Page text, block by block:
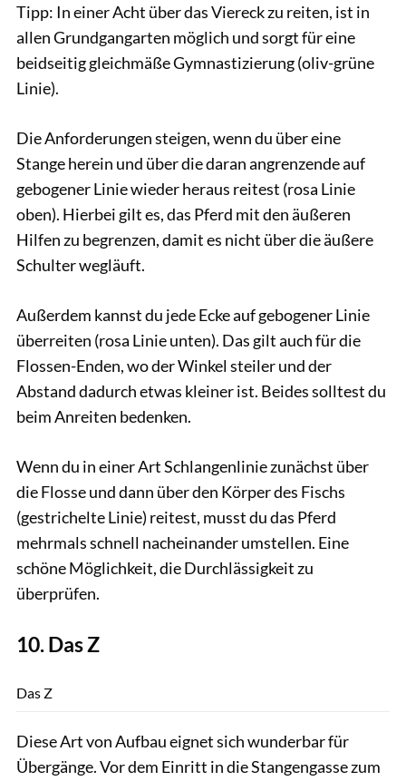
Tipp: In einer Acht über das Viereck zu reiten, ist in
allen Grundgangarten möglich und sorgt für eine
beidseitig gleichmäße Gymnastizierung (oliv-grüne
Linie).
Die Anforderungen steigen, wenn du über eine
Stange herein und über die daran angrenzende auf
gebogener Linie wieder heraus reitest (rosa Linie
oben). Hierbei gilt es, das Pferd mit den äußeren
Hilfen zu begrenzen, damit es nicht über die äußere
Schulter wegläuft.
Außerdem kannst du jede Ecke auf gebogener Linie
überreiten (rosa Linie unten). Das gilt auch für die
Flossen-Enden, wo der Winkel steiler und der
Abstand dadurch etwas kleiner ist. Beides solltest du
beim Anreiten bedenken.
Wenn du in einer Art Schlangenlinie zunächst über
die Flosse und dann über den Körper des Fischs
(gestrichelte Linie) reitest, musst du das Pferd
mehrmals schnell nacheinander umstellen. Eine
schöne Möglichkeit, die Durchlässigkeit zu
überprüfen.
10. Das Z
Das Z
Diese Art von Aufbau eignet sich wunderbar für
Übergänge. Vor dem Einritt in die Stangengasse zum